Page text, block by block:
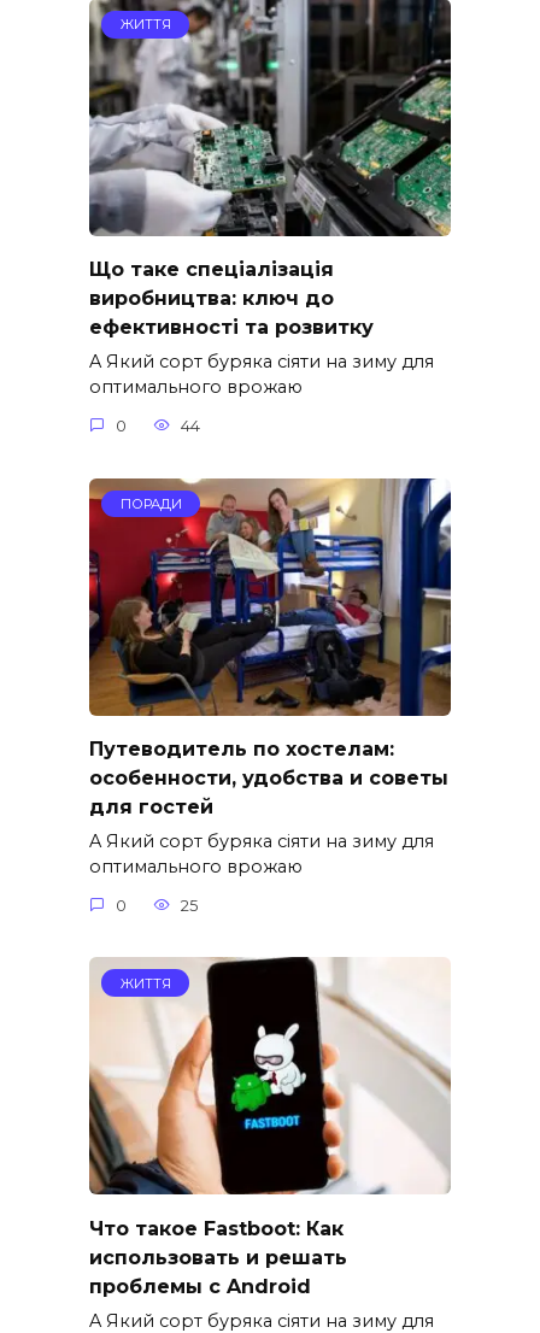
ЖИТТЯ
Що таке спеціалізація
виробництва: ключ до
ефективності та розвитку
A Який сорт буряка сіяти на зиму для
оптимального врожаю
0 44
ПОРАДИ
Путеводитель по хостелам:
особенности, удобства и советы
для гостей
A Який сорт буряка сіяти на зиму для
оптимального врожаю
0 25
ЖИТТЯ
Что такое Fastboot: Как
использовать и решать
проблемы с Android
A Який сорт буряка сіяти на зиму для